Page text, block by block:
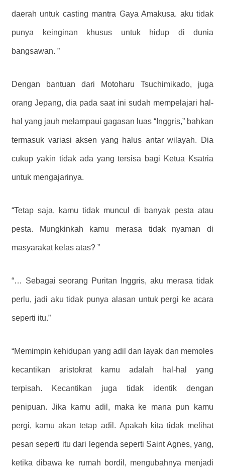
daerah untuk casting mantra Gaya Amakusa. aku tidak
punya keinginan khusus untuk hidup di dunia
bangsawan. ”
Dengan bantuan dari Motoharu Tsuchimikado, juga
orang Jepang, dia pada saat ini sudah mempelajari hal-
hal yang jauh melampaui gagasan luas “Inggris,” bahkan
termasuk variasi aksen yang halus antar wilayah. Dia
cukup yakin tidak ada yang tersisa bagi Ketua Ksatria
untuk mengajarinya.
“Tetap saja, kamu tidak muncul di banyak pesta atau
pesta. Mungkinkah kamu merasa tidak nyaman di
masyarakat kelas atas? ”
“… Sebagai seorang Puritan Inggris, aku merasa tidak
perlu, jadi aku tidak punya alasan untuk pergi ke acara
seperti itu.”
“Memimpin kehidupan yang adil dan layak dan memoles
kecantikan aristokrat kamu adalah hal-hal yang
terpisah. Kecantikan juga tidak identik dengan
penipuan. Jika kamu adil, maka ke mana pun kamu
pergi, kamu akan tetap adil. Apakah kita tidak melihat
pesan seperti itu dari legenda seperti Saint Agnes, yang,
ketika dibawa ke rumah bordil, mengubahnya menjadi